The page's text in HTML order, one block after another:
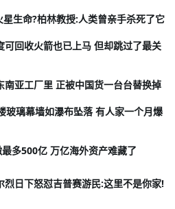
生命?柏林教授:人类曾亲手杀死了它
可回收火箭也已上马 但却跳过了最关
南亚工厂里 正被中国货一台台替换掉
玻璃幕墙如瀑布坠落 有人家一个月爆
多500亿 万亿海外资产难藏了
烈日下怒怼吉普赛游民:这里不是你家!